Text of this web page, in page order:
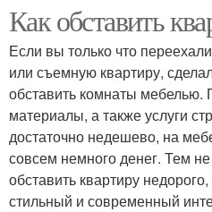
Как обставить
Если вы только что
или съемную квартиру,
обставить комнаты мебелью.
материалы, а также услуги
достаточно недешево, на
совсем немного денег. Тем
обставить квартиру
стильный и современный